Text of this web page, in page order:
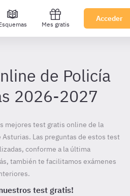
Mes gratis
Acceder
de Policía
2026-2027
mejores test gratis online de la
Las preguntas de estos test
conforme a la última
también te facilitamos exámenes
test gratis!